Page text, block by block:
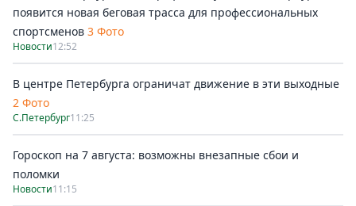
появится новая беговая трасса для профессиональных
спортсменов 3 Фото
Новости12:52
В центре Петербурга ограничат движение в эти выходные
2 Фото
С.Петербург11:25
Гороскоп на 7 августа: возможны внезапные сбои и
поломки
Новости11:15